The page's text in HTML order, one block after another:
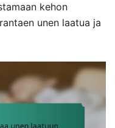
kehon
unen laatua ja